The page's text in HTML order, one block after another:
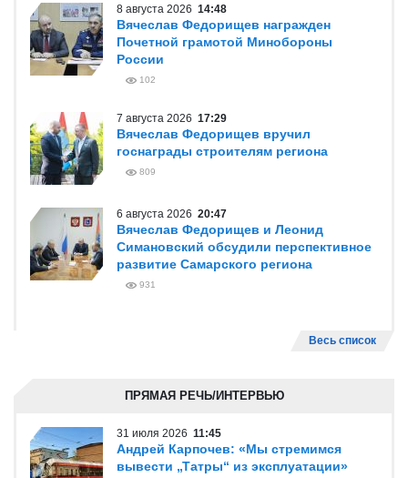
8 августа 2026 14:48
Вячеслав Федорищев награжден
Почетной грамотой Минобороны
России
102
7 августа 2026 17:29
Вячеслав Федорищев вручил
госнаграды строителям региона
809
6 августа 2026 20:47
Вячеслав Федорищев и Леонид
Симановский обсудили перспективное
развитие Самарского региона
931
Весь список
ПРЯМАЯ РЕЧЬ/ИНТЕРВЬЮ
31 июля 2026 11:45
Андрей Карпочев: «Мы стремимся
вывести „Татры“ из эксплуатации»